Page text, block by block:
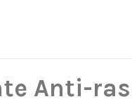
Anti-